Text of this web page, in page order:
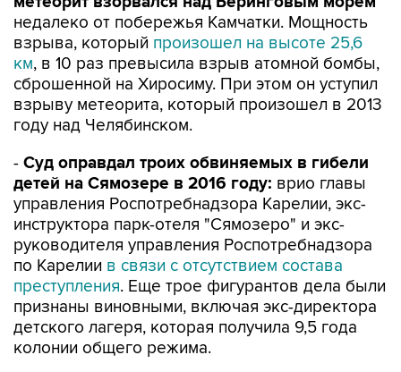
недалеко от побережья Камчатки. Мощность
взрыва, который произошел на высоте 25,6
км, в 10 раз превысила взрыв атомной бомбы,
сброшенной на Хиросиму. При этом он уступил
взрыву метеорита, который произошел в 2013
году над Челябинском.
- Суд оправдал троих обвиняемых в гибели
детей на Сямозере в 2016 году: врио главы
управления Роспотребнадзора Карелии, экс-
инструктора парк-отеля "Сямозеро" и экс-
руководителя управления Роспотребнадзора
по Карелии в связи с отсутствием состава
преступления. Еще трое фигурантов дела были
признаны виновными, включая экс-директора
детского лагеря, которая получила 9,5 года
колонии общего режима.